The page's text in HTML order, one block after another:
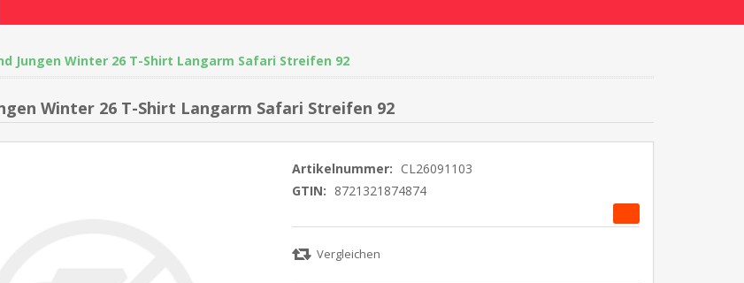
Jungen Winter 26 T-Shirt Langarm Safari Streifen 92
Winter 26 T-Shirt Langarm Safari Streifen 92
Artikelnummer: CL26091103
GTIN: 8721321874874